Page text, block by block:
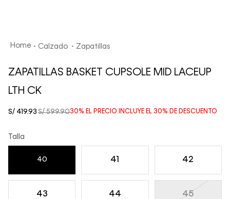
Calzado Zapatillas
ZAPATILLAS BASKET CUPSOLE MID LACEUP
LTH CK
30% EL PRECIO INCLUYE EL 30% DE DESCUENTO
S/ 599.90
S/ 419.93
Talla
40 41 42
43 44 45